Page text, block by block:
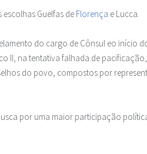
Guelfas de Florença e Lucca.
do cargo de Cônsul eo início
II, na tentativa falhada de
do povo, compostos por
por uma maior participação